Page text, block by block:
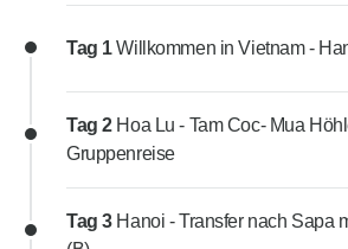
Tag 1Willkommen in Vietnam -
Tag 2 Hoa Lu - Tam Coc- Mua
Gruppenreise
Tag 3 Hanoi - Transfer nach Sapa